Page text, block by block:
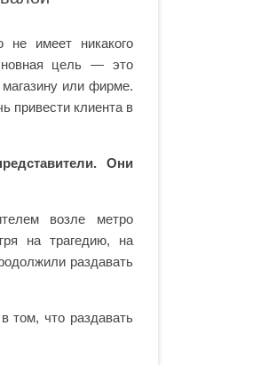
не имеет никакого
цель — это
или фирме.
привести клиента в
Они
возле метро
на трагедию, на
раздавать
том, что раздавать